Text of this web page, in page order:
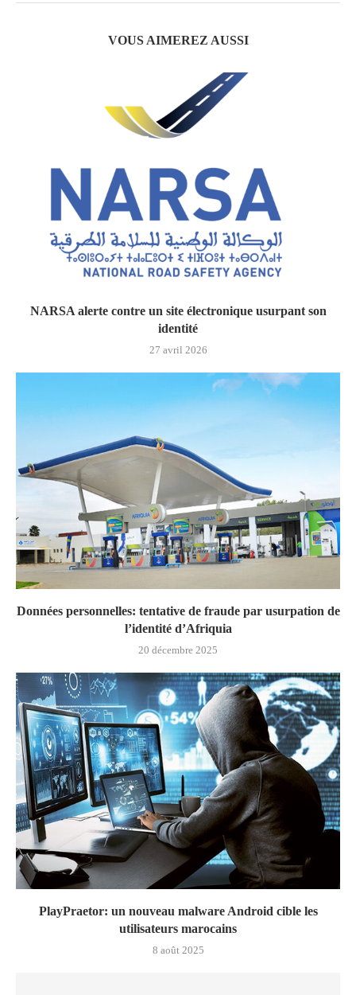
VOUS AIMEREZ AUSSI
NARSA alerte contre un site électronique usurpant son
identité
27 avril 2026
Données personnelles: tentative de fraude par usurpation de
l’identité d’Afriquia
20 décembre 2025
PlayPraetor: un nouveau malware Android cible les
utilisateurs marocains
8 août 2025